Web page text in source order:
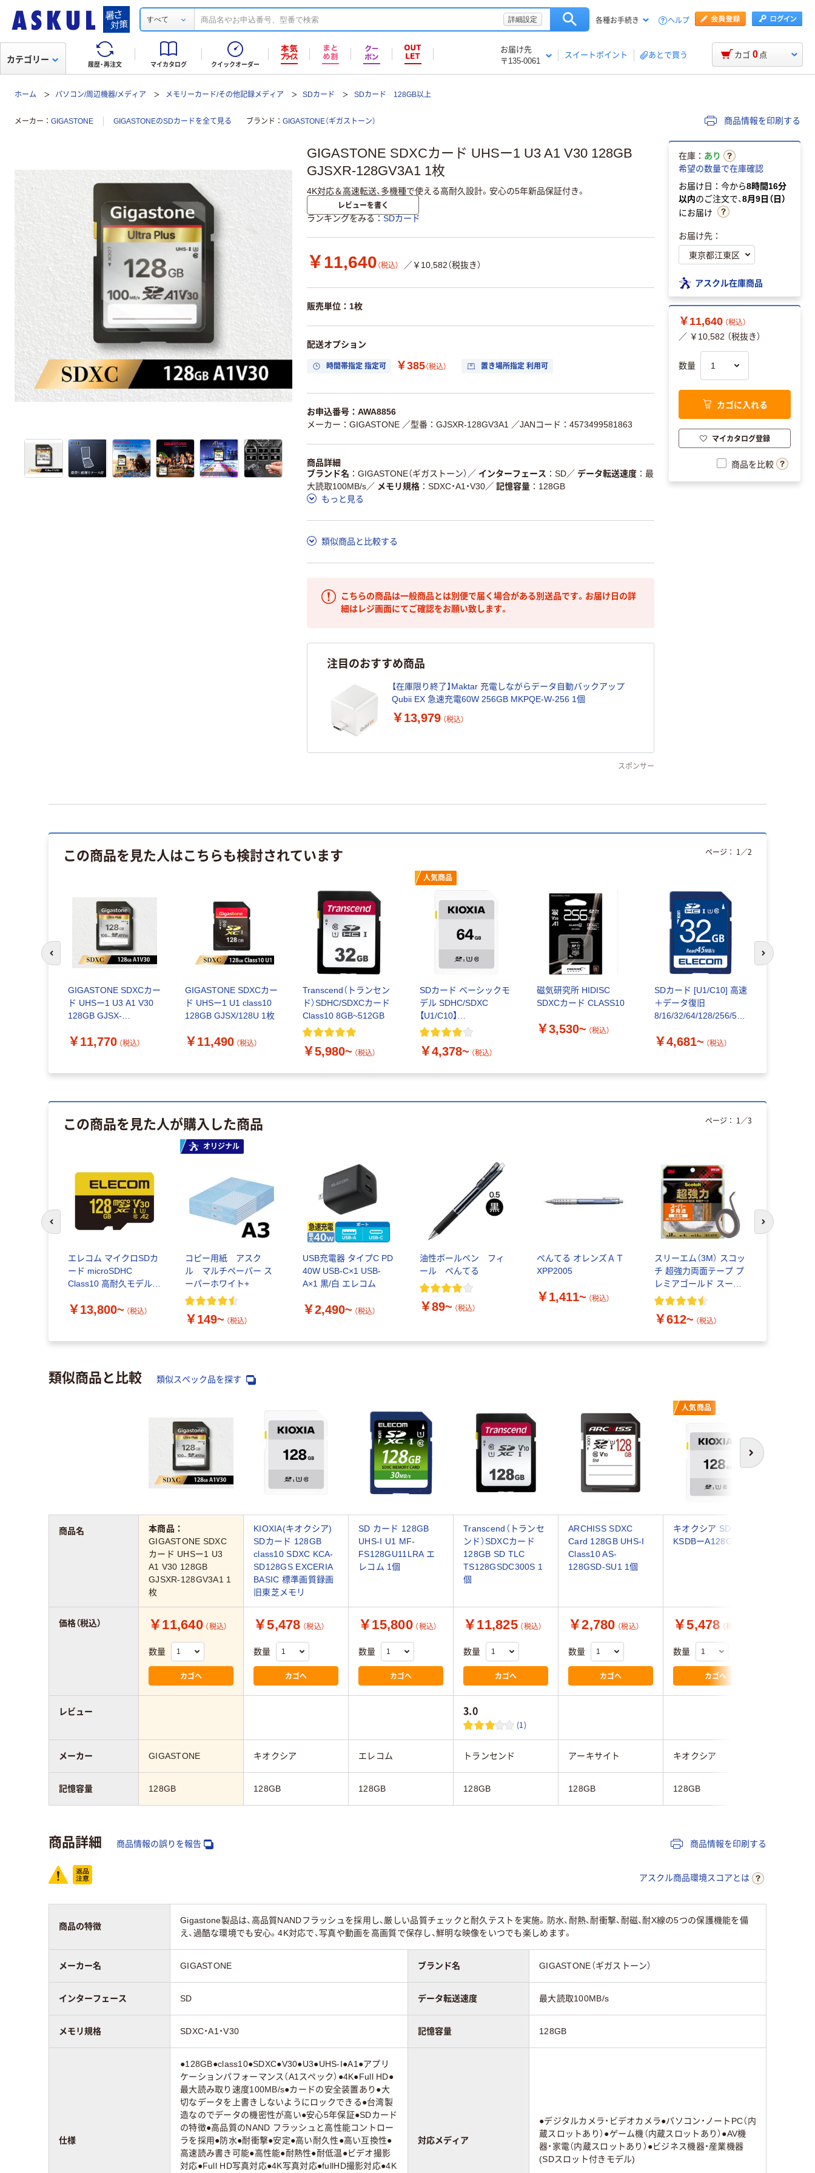
すべて 詳細設定 各種お手続き ヘルプ
履歴・再注文 マイカタログ クイックオーダー
お届け先
〒135-0061
スイートポイント あとで買う
カテゴリー カゴ 0 点
ホーム パソコン/周辺機器/メディア メモリーカード/その他記録メディア SDカード SDカード 128GB以上
メーカー GIGASTONE GIGASTONEのSDカードを全て見る ブランド GIGASTONE（ギガストーン） 商品情報を印刷する
GIGASTONE SDXCカード UHSー1 U3 A1 V30 128GB
GJSXR-128GV3A1 1枚
4K対応＆高速転送、多機種で使える高耐久設計。安心の5年新品保証付き。
レビューを書く
ランキングをみる SDカード
￥11,640 （税込） ／￥10,582（税抜き）
販売単位：1枚
配送オプション
時間帯指定 指定可 ￥385（税込） 置き場所指定 利用可
お申込番号：AWA8856
メーカー：GIGASTONE ／型番：GJSXR-128GV3A1 ／JANコード：4573499581863
商品詳細
ブランド名
GIGASTONE（ギガストーン） ／ インターフェース SD／ データ転送速度
最
大読取100MB/s／ メモリ規格 SDXC・A1・V30／ 記憶容量
128GB
もっと見る
類似商品と比較する
こちらの商品は一般商品とは別便で届く場合がある別送品です。お届け日の詳
細はレジ画面にてご確認をお願い致します。
注目のおすすめ商品
【在庫限り終了】Maktar 充電しながらデータ自動バックアップ
Qubii EX 急速充電60W 256GB MKPQE-W-256 1個
￥13,979 （税込）
スポンサー
在庫： あり
希望の数量で在庫確認
お届け日：今から8時間16分
以内のご注文で、8月9日（日）
にお届け
お届け先：
アスクル在庫商品
￥11,640 （税込）
／ ￥10,582 （税抜き）
数量
カゴに入れる
マイカタログ登録
商品を比較
この商品を見た人はこちらも検討されています
GIGASTONE SDXCカー
ド UHSー1 U3 A1 V30
128GB GJSX-
￥11,770 （税込）
GIGASTONE SDXCカー
ド UHSー1 U1 class10
128GB GJSX/128U 1枚
￥11,490 （税込）
Transcend（トランセン
ド）SDHC/SDXCカード
Class10 8GB~512GB
￥5,980~ （税込）
人気商品
SDカード ベーシックモ
デル SDHC/SDXC
【U1/C10】
32/64/128/256 GB キオ
￥4,378~ （税込）
磁気研究所 HIDISC
SDXCカード CLASS10
￥3,530~ （税込）
SDカード [U1/C10] 高速
＋データ復旧
8/16/32/64/128/256/512
￥4,681~ （税込）
ページ： 1 ／2
前のスライドへ 次のスライド
この商品を見た人が購入した商品
エレコム マイクロSDカ
ード microSDHC
Class10 高耐久モデル
￥13,800~ （税込）
オリジナル
コピー用紙 アスク
ル マルチペーパー ス
ーパーホワイト+
￥149~ （税込）
USB充電器 タイプC PD
40W USB-C×1 USB-
A×1 黒/白 エレコム
￥2,490~ （税込）
油性ボールペン フィ
ール ぺんてる
￥89~ （税込）
ぺんてる オレンズＡＴ
XPP2005
￥1,411~ （税込）
スリーエム（3M） スコッ
チ 超強力両面テープ プ
レミアゴールド スーパ
ー多用途 粗面用
￥612~ （税込）
ページ： 1 ／3
前のスライドへ 次のスライド
類似商品と比較 類似スペック品を探す
次へ
人気商品
本商品：
GIGASTONE SDXC
カード UHSー1 U3
A1 V30 128GB
GJSXR-128GV3A1 1
枚
KIOXIA(キオクシア)
SDカード 128GB
class10 SDXC KCA-
SD128GS EXCERIA
BASIC 標準画質録画
旧東芝メモリ
SD カード 128GB
UHS-I U1 MF-
FS128GU11LRA エ
レコム 1個
Transcend（トランセ
ンド）SDXCカード
128GB SD TLC
TS128GSDC300S 1
個
ARCHISS SDXC
Card 128GB UHS-I
Class10 AS-
128GSD-SU1 1個
キオクシア SDカード
KSDBーA128G 1枚
￥11,640 （税込）
数量
カゴへ
￥5,478 （税込）
数量
カゴへ
￥15,800 （税込）
数量
カゴへ
￥11,825 （税込）
数量
カゴへ
￥2,780 （税込）
数量
カゴへ
￥5,478 （税込）
数量
カゴへ
3.0
(1)
GIGASTONE キオクシア エレコム トランセンド アーキサイト キオクシア
128GB 128GB 128GB 128GB 128GB 128GB
商品名
価格（税込）
レビュー
メーカー
記憶容量
商品詳細 商品情報の誤りを報告 商品情報を印刷する
アスクル商品環境スコアとは
商品の特徴
Gigastone製品は、高品質NANDフラッシュを採用し、厳しい品質チェックと耐久テストを実施。防水、耐熱、耐衝撃、耐磁、耐X線の5つの保護機能を備
え、過酷な環境でも安心。4K対応で、写真や動画を高画質で保存し、鮮明な映像をいつでも楽しめます。
メーカー名 GIGASTONE ブランド名 GIGASTONE（ギガストーン）
インターフェース SD データ転送速度 最大読取100MB/s
メモリ規格 SDXC・A1・V30 記憶容量 128GB
仕様
●128GB●class10●SDXC●V30●U3●UHS-I●A1●アプリ
ケーションパフォーマンス（A1スペック）●4K●Full HD●
最大読み取り速度100MB/s●カードの安全装置あり●大
切なデータを上書きしないようにロックできる●台湾製
造なのでデータの機密性が高い●安心5年保証●SDカード
の特徴●高品質のNAND フラッシュと高性能コントロー
ラを採用●防水●耐衝撃●安定●高い耐久性●高い互換性●
高速読み書き可能●高性能●耐熱性●耐低温●ビデオ撮影
対応●Full HD写真対応●4K写真対応●fullHD撮影対応●4K
対応メディア
●デジタルカメラ・ビデオカメラ●パソコン・ノートPC（内
蔵スロットあり）●ゲーム機（内蔵スロットあり）●AV機
器・家電（内蔵スロットあり）●ビジネス機器・産業機器
(SDスロット付きモデル)